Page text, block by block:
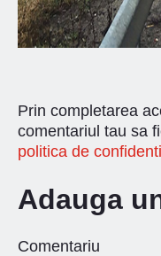
Prin completarea
comentariul tau sa
politica de
Adauga
Comentariu